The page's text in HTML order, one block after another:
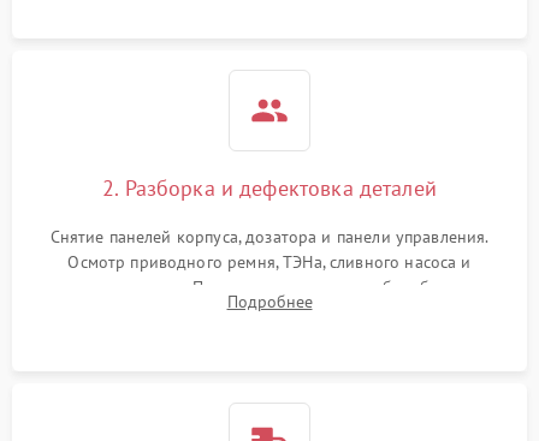
2. Разборка и дефектовка деталей
Снятие панелей корпуса, дозатора и панели управления.
Осмотр приводного ремня, ТЭНа, сливного насоса и
амортизаторов. Проверка подшипников барабана и
крестовины на износ, а манжеты люка на разрывы.
Подробнее